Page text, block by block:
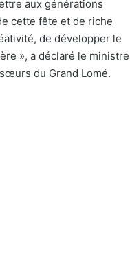
aux générations
cette fête et de riche
de développer le
», a déclaré le ministre
du Grand Lomé.